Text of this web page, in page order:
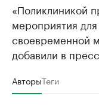
«Поликлиникой
мероприятия
своевременной
добавили в
АвторыТеги